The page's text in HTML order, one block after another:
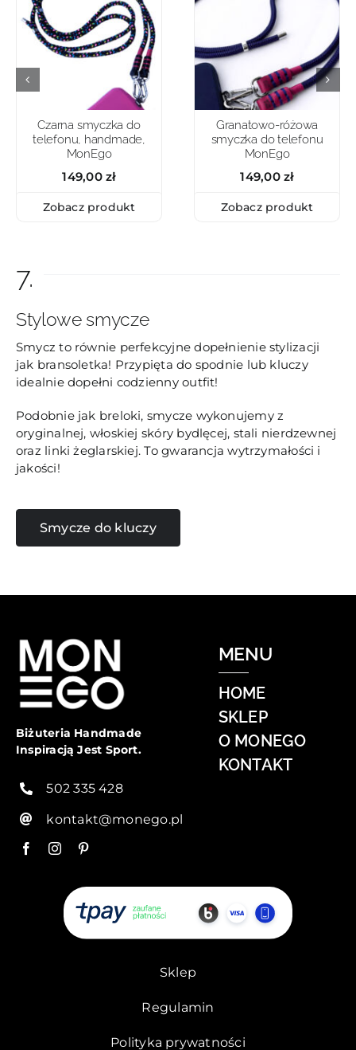
Czarna smyczka do
telefonu, handmade,
MonEgo
149,00zł
Zobacz produkt
Granatowo-różowa
smyczka do telefonu
MonEgo
149,00zł
Zobacz produkt
7.
Stylowe smycze
Smycz to równie perfekcyjne dopełnienie stylizacji
jak bransoletka! Przypięta do spodnie lub kluczy
idealnie dopełni codzienny outfit!
Podobnie jak breloki, smycze wykonujemy z
oryginalnej, włoskiej skóry bydlęcej, stali nierdzewnej
oraz linki żeglarskiej. To gwarancja wytrzymałości i
jakości!
Smycze do kluczy
Biżuteria Handmade
Inspiracją Jest Sport.
502 335 428
kontakt@monego.pl
MENU
HOME
SKLEP
O MONEGO
KONTAKT
Sklep
Regulamin
Polityka prywatności